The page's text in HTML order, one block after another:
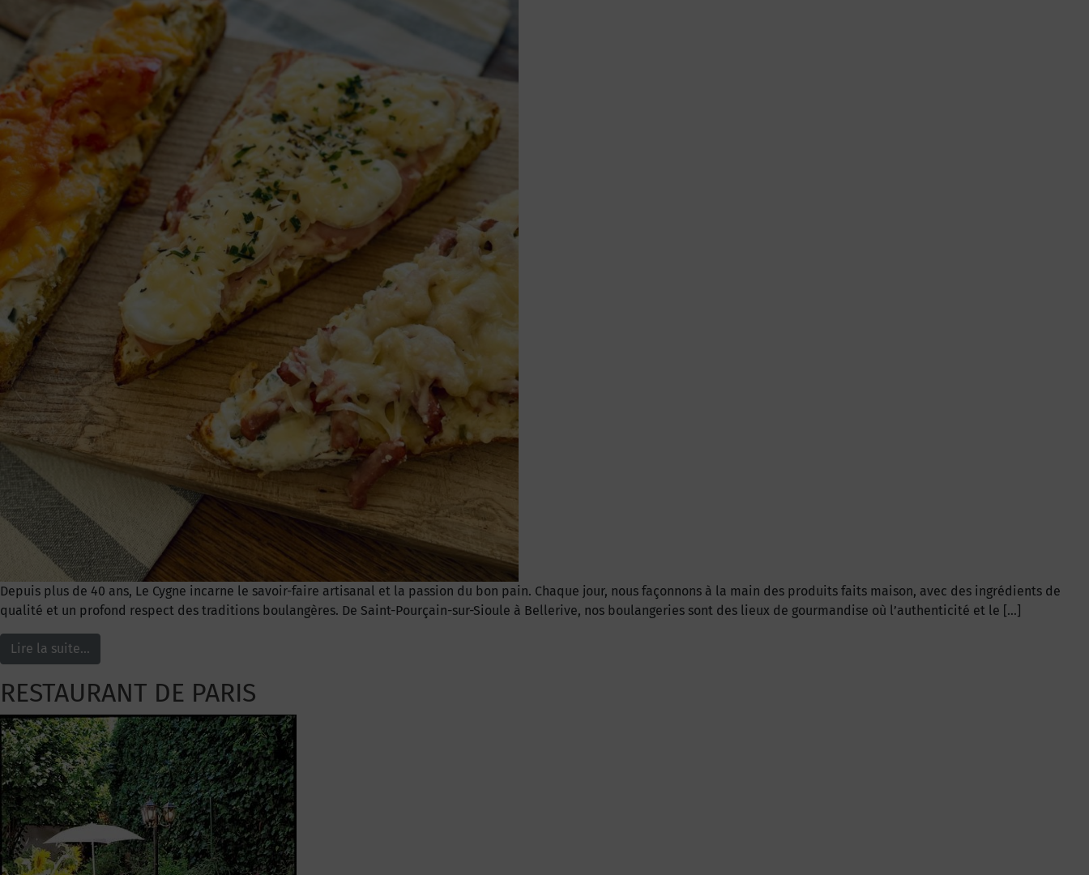
Depuis plus de 40 ans, Le Cygne incarne le savoir-faire artisanal et la passion du bon pain. Chaque jour, nous façonnons à la main des produits faits maison, avec des ingrédients de
qualité et un profond respect des traditions boulangères. De Saint-Pourçain-sur-Sioule à Bellerive, nos boulangeries sont des lieux de gourmandise où l’authenticité et le […]
Lire la suite…
RESTAURANT DE PARIS